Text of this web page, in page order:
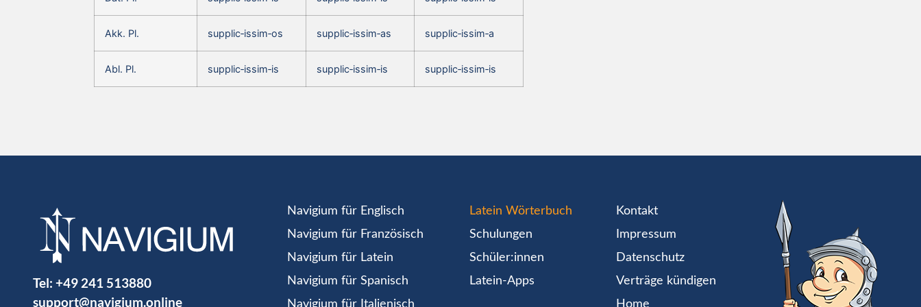
Akk. Pl. supplic‑issim‑os supplic‑issim‑as supplic‑issim‑a
Abl. Pl. supplic‑issim‑is supplic‑issim‑is supplic‑issim‑is
Tel: +49 241 513880
support@navigium.online
Navigium für Englisch
Navigium für Französisch
Navigium für Latein
Navigium für Spanisch
Navigium für Italienisch
Latein Wörterbuch
Schulungen
Schüler:innen
Latein-Apps
Kontakt
Impressum
Datenschutz
Verträge kündigen
Home